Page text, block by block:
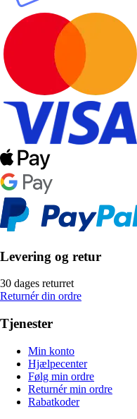
Levering og retur
30 dages returret
Returnér din ordre
Tjenester
Min konto
Hjælpecenter
Følg min ordre
Returnér min ordre
Rabatkoder